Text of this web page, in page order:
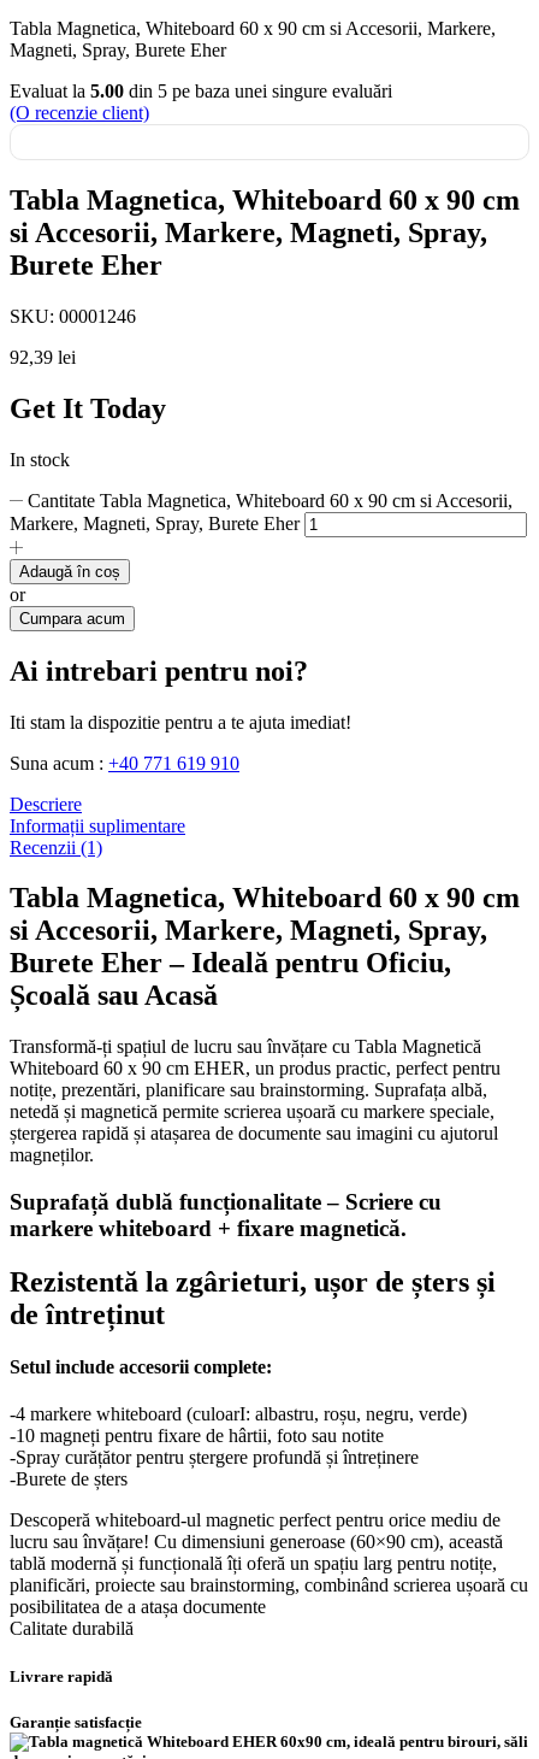
Tabla Magnetica, Whiteboard 60 x 90 cm si Accesorii, Markere,
Magneti, Spray, Burete Eher
Evaluat la 5.00 din 5 pe baza unei singure evaluări
(O recenzie client)
Tabla Magnetica, Whiteboard 60 x 90 cm
si Accesorii, Markere, Magneti, Spray,
Burete Eher
SKU: 00001246
92,39 lei
Get It Today
In stock
Cantitate Tabla Magnetica, Whiteboard 60 x 90 cm si Accesorii,
Markere, Magneti, Spray, Burete Eher
Adaugă în coș
or
Cumpara acum
Ai intrebari pentru noi?
Iti stam la dispozitie pentru a te ajuta imediat!
Suna acum : +40 771 619 910
Descriere
Informații suplimentare
Recenzii (1)
Tabla Magnetica, Whiteboard 60 x 90 cm
si Accesorii, Markere, Magneti, Spray,
Burete Eher– Ideală pentru Oficiu,
Școală sau Acasă
Transformă-ți spațiul de lucru sau învățare cu Tabla Magnetică
Whiteboard 60 x 90 cm EHER, un produs practic, perfect pentru
notițe, prezentări, planificare sau brainstorming. Suprafața albă,
netedă și magnetică permite scrierea ușoară cu markere speciale,
ștergerea rapidă și atașarea de documente sau imagini cu ajutorul
magneților.
Suprafață dublă funcționalitate – Scriere cu
markere whiteboard + fixare magnetică.
Rezistentă la zgârieturi, ușor de șters și
de întreținut
Setul include accesorii complete:
-4 markere whiteboard (culoarI: albastru, roșu, negru, verde)
-10 magneți pentru fixare de hârtii, foto sau notite
-Spray curățător pentru ștergere profundă și întreținere
-Burete de șters
Descoperă whiteboard-ul magnetic perfect pentru orice mediu de
lucru sau învățare! Cu dimensiuni generoase (60×90 cm), această
tablă modernă și funcțională îți oferă un spațiu larg pentru notițe,
planificări, proiecte sau brainstorming, combinând scrierea ușoară cu
posibilitatea de a atașa documente
Calitate durabilă
Livrare rapidă
Garanție satisfacție